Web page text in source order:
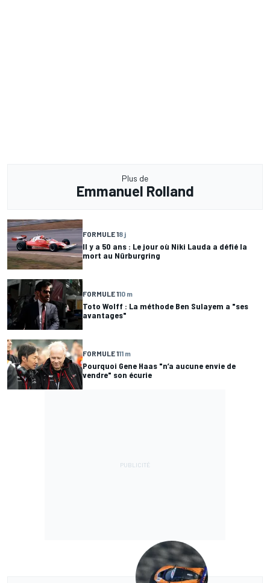
Plus de
Emmanuel Rolland
FORMULE 18 j
Il y a 50 ans : Le jour où Niki Lauda a défié la
mort au Nürburgring
FORMULE 110 m
Toto Wolff : La méthode Ben Sulayem a "ses
avantages"
FORMULE 111 m
Pourquoi Gene Haas "n’a aucune envie de
vendre" son écurie